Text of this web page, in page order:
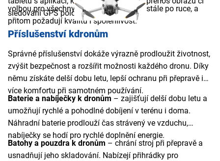
sledování GPS polohy.
volbou pro všechny, kteří chtějí mít dron stále po ruce, a
přitom požadují kvalitu i spolehlivost.
Příslušenství kdronům
Správné příslušenství dokáže výrazně prodloužit životnost,
zvýšit bezpečnost a rozšířit možnosti každého dronu. Díky
němu získáte delší dobu letu, lepší ochranu při přepravě i
více komfortu při samotném používání.
Baterie a nabíječky k dronům – zajišťují delší dobu letu a
umožňují rychlé a pohodlné dobíjení v terénu i doma.
Náhradní baterie prodlouží čas strávený ve vzduchu,
nabíječky se hodí pro rychlé doplnění energie.
Batohy a pouzdra k dronům – chrání stroj při přepravě a
usnadňují jeho skladování. Nabízejí přihrádky pro